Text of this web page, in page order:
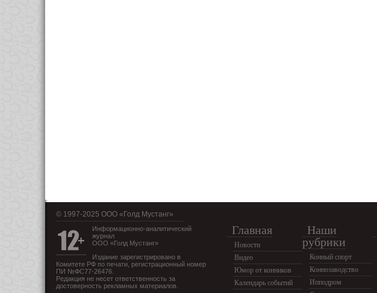
© 1997-2025 OOO «Голд Мустанг»
Информационно-аналитический
журнал
ООО «Голд Мустанг»
Издание зарегистрировано в
Комитете РФ по печати, регистрационный номер
ПИ №ФС77-26476.
Редакция не несет ответственность за
достоверность рекламных материалов.
Главная
Новости
Видео
Юмор от конников
Календарь событий
Наши
рубрики
Конный спорт
Коннозаводство
Ипподром